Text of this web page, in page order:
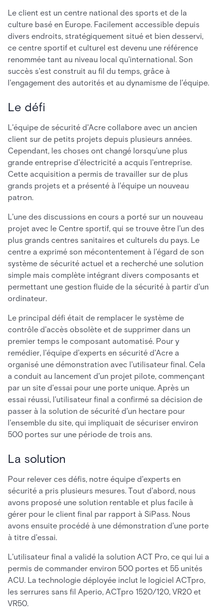
Le client est un centre national des sports et de la
culture basé en Europe. Facilement accessible depuis
divers endroits, stratégiquement situé et bien desservi,
ce centre sportif et culturel est devenu une référence
renommée tant au niveau local qu'international. Son
succès s'est construit au fil du temps, grâce à
l'engagement des autorités et au dynamisme de l'équipe.
Le défi
L'équipe de sécurité d'Acre collabore avec un ancien
client sur de petits projets depuis plusieurs années.
Cependant, les choses ont changé lorsqu'une plus
grande entreprise d'électricité a acquis l'entreprise.
Cette acquisition a permis de travailler sur de plus
grands projets et a présenté à l'équipe un nouveau
patron.
L'une des discussions en cours a porté sur un nouveau
projet avec le Centre sportif, qui se trouve être l'un des
plus grands centres sanitaires et culturels du pays. Le
centre a exprimé son mécontentement à l'égard de son
système de sécurité actuel et a recherché une solution
simple mais complète intégrant divers composants et
permettant une gestion fluide de la sécurité à partir d'un
ordinateur.
Le principal défi était de remplacer le système de
contrôle d'accès obsolète et de supprimer dans un
premier temps le composant automatisé. Pour y
remédier, l'équipe d'experts en sécurité d'Acre a
organisé une démonstration avec l'utilisateur final. Cela
a conduit au lancement d'un projet pilote, commençant
par un site d'essai pour une porte unique. Après un
essai réussi, l'utilisateur final a confirmé sa décision de
passer à la solution de sécurité d'un hectare pour
l'ensemble du site, qui impliquait de sécuriser environ
500 portes sur une période de trois ans.
La solution
Pour relever ces défis, notre équipe d'experts en
sécurité a pris plusieurs mesures. Tout d'abord, nous
avons proposé une solution rentable et plus facile à
gérer pour le client final par rapport à SiPass. Nous
avons ensuite procédé à une démonstration d'une porte
à titre d'essai.
L'utilisateur final a validé la solution ACT Pro, ce qui lui a
permis de commander environ 500 portes et 55 unités
ACU. La technologie déployée inclut le logiciel ACTpro,
les serrures sans fil Aperio, ACTpro 1520/120, VR20 et
VR50.